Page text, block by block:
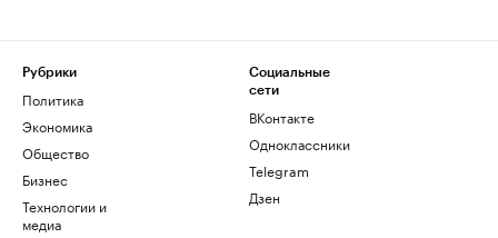
Рубрики
Политика
Экономика
Общество
Бизнес
Технологии и
медиа
Социальные
сети
ВКонтакте
Одноклассники
Telegram
Дзен